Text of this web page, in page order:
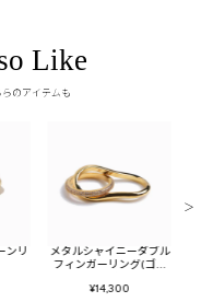
Like
のアイテムも
ンリ
メタルシャイニーダブル
フィンガーリング(ゴー
¥14,300
＞